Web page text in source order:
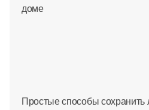
Простые способы сохранить